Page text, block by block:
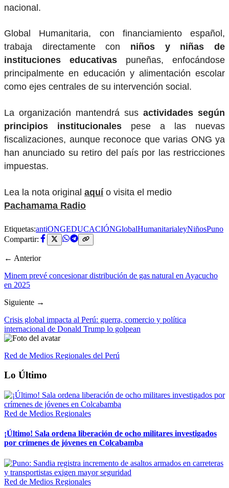
nacional.
Global Humanitaria, con financiamiento español,
trabaja directamente con niños y niñas de
instituciones educativas puneñas, enfocándose
principalmente en educación y alimentación escolar
como ejes centrales de su intervención social.
La organización mantendrá sus actividades según
principios institucionales pese a las nuevas
fiscalizaciones, aunque reconoce que varias ONG ya
han anunciado su retiro del país por las restricciones
impuestas.
Lea la nota original aquío visita el medio
Pachamama Radio
Etiquetas:antiONGEDUCACIÓNGlobalHumanitarialeyNiñosPuno
Compartir:
← Anterior
Minem prevé concesionar distribución de gas natural en Ayacucho
en 2025
Siguiente →
Crisis global impacta al Perú: guerra, comercio y política
internacional de Donald Trump lo golpean
Red de Medios Regionales del Perú
Lo Último
Red de Medios Regionales
¡Último! Sala ordena liberación de ocho militares investigados
por crímenes de jóvenes en Colcabamba
Red de Medios Regionales